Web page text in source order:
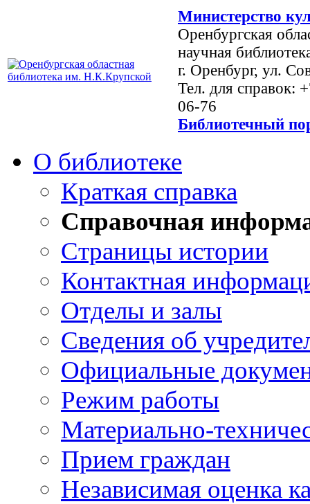
Министерство
Оренбургская
научная
г. Оренбург, ул.
Тел. для справок:
06-76
Библиотечный
О библиотеке
Краткая справка
Справочная
Страницы истории
Контактная
Отделы и залы
Сведения об
Официальные
Режим работы
Материально-
Прием граждан
Независимая оценка